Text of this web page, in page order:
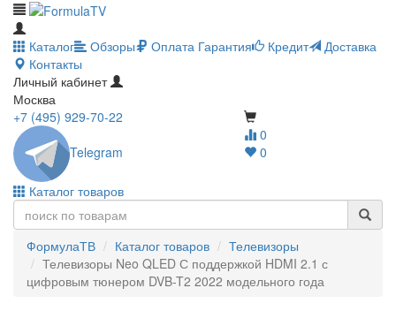
Каталог Обзоры Оплата Гарантия Кредит
Доставка
Контакты
Личный кабинет
Москва
0
0
+7 (495) 929-70-22
Telegram
Каталог товаров
ФормулаТВ Каталог товаров
Телевизоры
Телевизоры Neo QLED С поддержкой HDMI 2.1 с
цифровым тюнером DVB-T2 2022 модельного года